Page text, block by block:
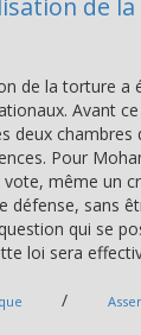
de
de la torture a
Avant
deux chambres
Pour
même un
défense, sans
qui se
loi sera
/